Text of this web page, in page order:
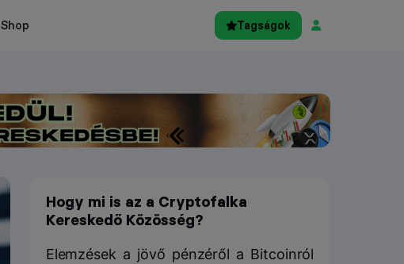
Shop Tagságok
Hogy mi is az a Cryptofalka
Kereskedő Közösség?
Elemzések a jövő pénzéről a Bitcoinról